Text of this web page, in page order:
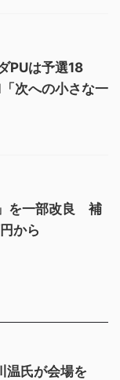
PUは予選18
次への小さな一
を一部改良 補
から
温氏が会場を